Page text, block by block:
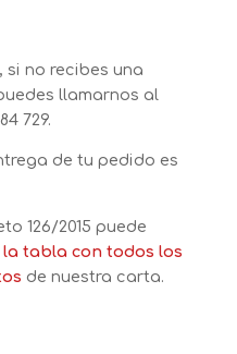
no recibes una
llamarnos al
729.
de tu pedido es
126/2015 puede
la tabla con todos los
de nuestra carta.